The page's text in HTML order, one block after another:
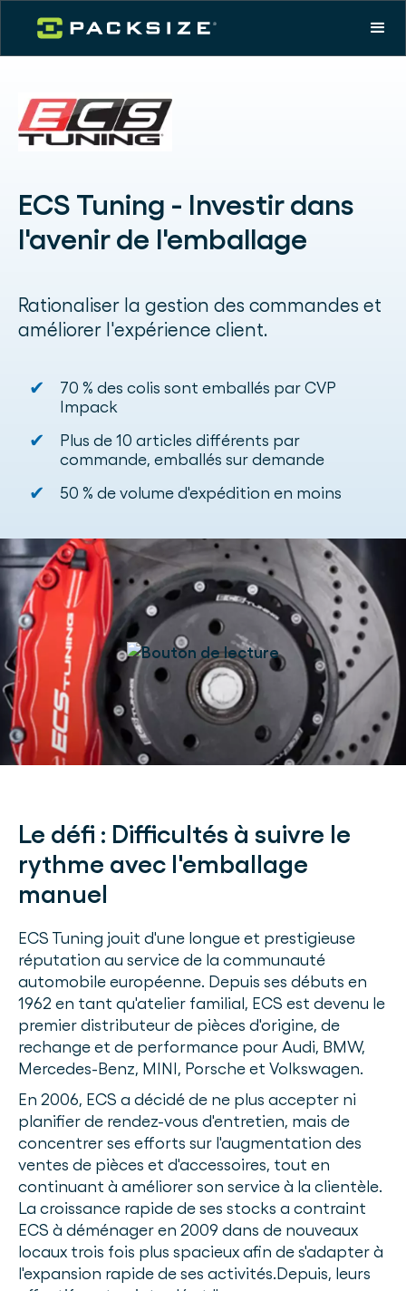
ECS Tuning - Investir dans
l'avenir de l'emballage
Rationaliser la gestion des commandes et
améliorer l'expérience client.
✔
70 % des colis sont emballés par CVP
Impack
✔
Plus de 10 articles différents par
commande, emballés sur demande
✔ 50 % de volume d'expédition en moins
Le défi : Difficultés à suivre le
rythme avec l'emballage
manuel
ECS Tuning jouit d'une longue et prestigieuse
réputation au service de la communauté
automobile européenne. Depuis ses débuts en
1962 en tant qu'atelier familial, ECS est devenu le
premier distributeur de pièces d'origine, de
rechange et de performance pour Audi, BMW,
Mercedes-Benz, MINI, Porsche et Volkswagen.
En 2006, ECS a décidé de ne plus accepter ni
planifier de rendez-vous d'entretien, mais de
concentrer ses efforts sur l'augmentation des
ventes de pièces et d'accessoires, tout en
continuant à améliorer son service à la clientèle.
La croissance rapide de ses stocks a contraint
ECS à déménager en 2009 dans de nouveaux
locaux trois fois plus spacieux afin de s'adapter à
l'expansion rapide de ses activités.Depuis, leurs